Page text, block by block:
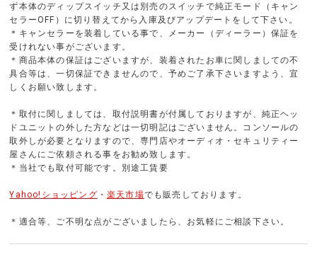
ず本体のディップスイッチ又は別売のスイッチで純正モード（キャン
セラーOFF）に切り替えてから入庫及びアップデートをして下さい。
＊キャンセラーを装着している事で、メーカー（ディーラー）保証を
受けれない事がございます。
＊商品本体の保証はございますが、装着されたお車に関しましての不
具合等は、一切保証できませんので、予めご了承下さいますよう、宜
しくお願い致します。
＊取付に関しましては、取付説明書が付属しておりますが、純正ヘッ
ドユニットの外した方などは一切明記はございません。コンソールの
取外しが必要となりますので、専門店やオーディオ・セキュリティー
屋さんにご依頼される事をお勧め致します。
＊当社でも取付可能です。別途工賃要
Yahoo!ショッピング ・楽天市場でも販売しております。
＊適合等、ご不明な点がございましたら、お気軽にご相談下さい。